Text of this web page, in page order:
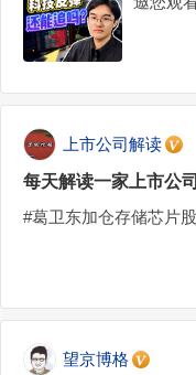
上市公司解读
每天解读一家上市公
#葛卫东加仓存储芯片
望京博格